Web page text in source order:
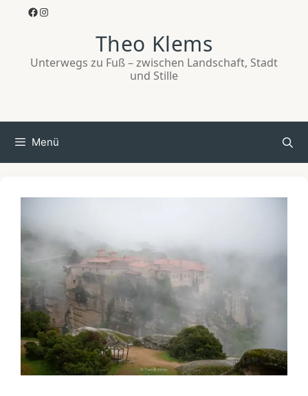
Facebook
Instagram
Theo Klems
Unterwegs zu Fuß – zwischen Landschaft, Stadt
und Stille
Menü